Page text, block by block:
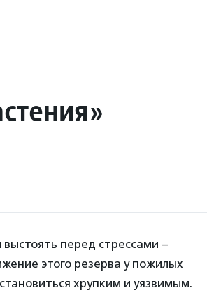
перед стрессами –
этого резерва у пожилых
хрупким и уязвимым.